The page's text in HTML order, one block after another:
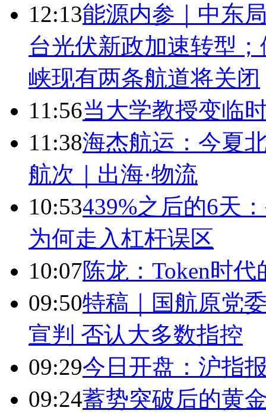
12:13能源内参｜中东
台光伏新政加速转型
峡现有两条航道将关闭
11:56当大学教授变临
11:38海杰航运：今夏
航次｜出海·物流
10:53439%之后的6天
为何走入杠杆误区
10:07陈龙：Token时
09:50特稿｜国航原党
宣判 否认大多数指控
09:29今日开盘：沪指
09:24蓄势突破后的黄